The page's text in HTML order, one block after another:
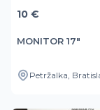
10 €
MONITOR 17"